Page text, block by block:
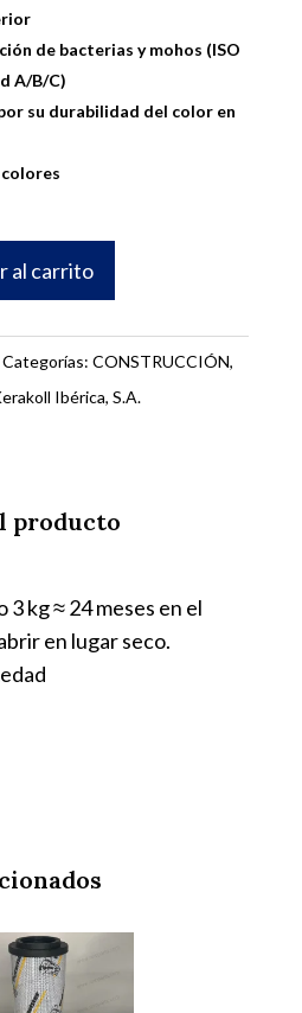
de bacterias y mohos (ISO
A/B/C)
su durabilidad del color en
al carrito
Categorías: CONSTRUCCIÓN,
Ibérica, S.A.
producto
kg ≈ 24 meses en el
en lugar seco.